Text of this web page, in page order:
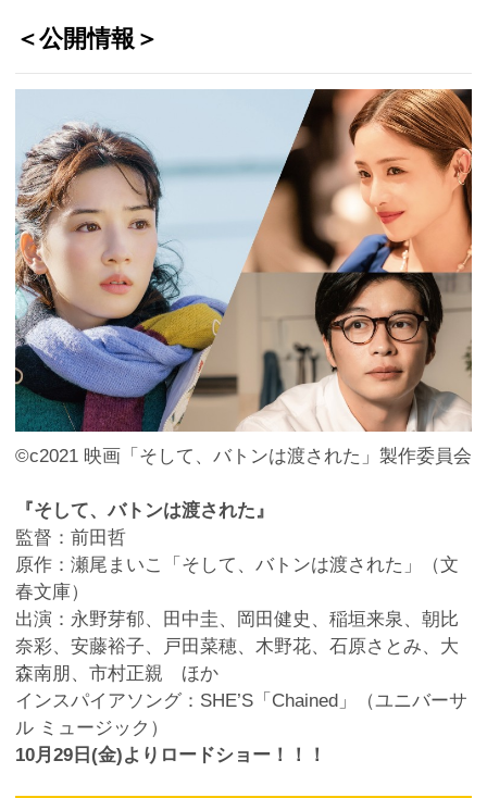
＜公開情報＞
©c2021 映画「そして、バトンは渡された」製作委員会
『そして、バトンは渡された』
監督：前田哲
原作：瀬尾まいこ「そして、バトンは渡された」（文
春文庫）
出演：永野芽郁、田中圭、岡田健史、稲垣来泉、朝比
奈彩、安藤裕子、戸田菜穂、木野花、石原さとみ、大
森南朋、市村正親 ほか
インスパイアソング：SHE’S「Chained」（ユニバーサ
ル ミュージック）
10月29日(金)よりロードショー！！！